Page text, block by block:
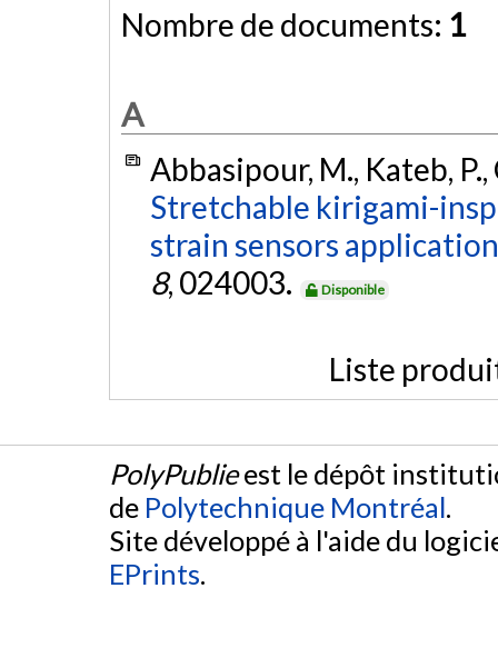
Nombre de documents: 1
A
Abbasipour, M., Kateb,
Stretchable kirigami-
strain sensors
8, 024003. Disponible
Liste
PolyPublieest le dépôt
de Polytechnique Montréal.
Site développé à l'aide du
EPrints.